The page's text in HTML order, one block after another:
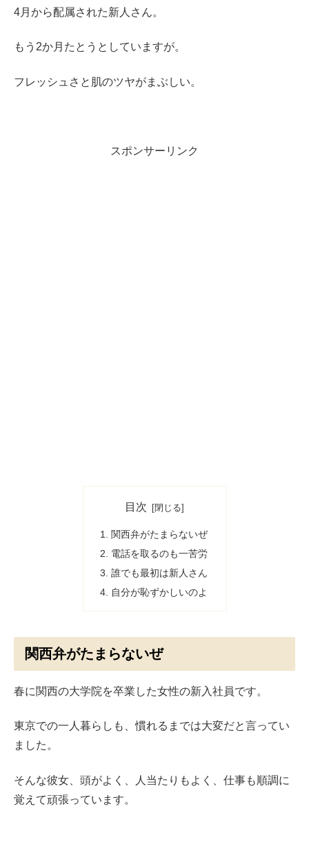
4月から配属された新人さん。
もう2か月たとうとしていますが。
フレッシュさと肌のツヤがまぶしい。
スポンサーリンク
目次
関西弁がたまらないぜ
電話を取るのも一苦労
誰でも最初は新人さん
自分が恥ずかしいのよ
関西弁がたまらないぜ
春に関西の大学院を卒業した女性の新入社員です。
東京での一人暮らしも、慣れるまでは大変だと言ってい
ました。
そんな彼女、頭がよく、人当たりもよく、仕事も順調に
覚えて頑張っています。